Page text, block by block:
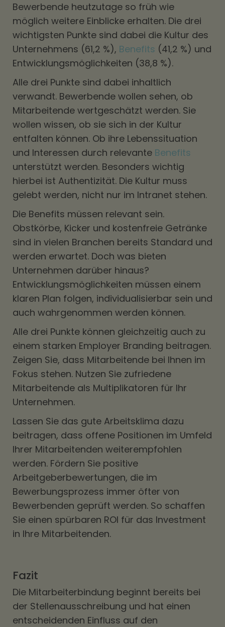
Bewerbende heutzutage so früh wie
möglich weitere Einblicke erhalten. Die drei
wichtigsten Punkte sind dabei die Kultur des
Unternehmens (61,2 %), Benefits (41,2 %) und
Entwicklungsmöglichkeiten (38,8 %).
Alle drei Punkte sind dabei inhaltlich
verwandt. Bewerbende wollen sehen, ob
Mitarbeitende wertgeschätzt werden. Sie
wollen wissen, ob sie sich in der Kultur
entfalten können. Ob ihre Lebenssituation
und Interessen durch relevante Benefits
unterstützt werden. Besonders wichtig
hierbei ist Authentizität. Die Kultur muss
gelebt werden, nicht nur im Intranet stehen.
Die Benefits müssen relevant sein.
Obstkörbe, Kicker und kostenfreie Getränke
sind in vielen Branchen bereits Standard und
werden erwartet. Doch was bieten
Unternehmen darüber hinaus?
Entwicklungsmöglichkeiten müssen einem
klaren Plan folgen, individualisierbar sein und
auch wahrgenommen werden können.
Alle drei Punkte können gleichzeitig auch zu
einem starken Employer Branding beitragen.
Zeigen Sie, dass Mitarbeitende bei Ihnen im
Fokus stehen. Nutzen Sie zufriedene
Mitarbeitende als Multiplikatoren für Ihr
Unternehmen.
Lassen Sie das gute Arbeitsklima dazu
beitragen, dass offene Positionen im Umfeld
Ihrer Mitarbeitenden weiterempfohlen
werden. Fördern Sie positive
Arbeitgeberbewertungen, die im
Bewerbungsprozess immer öfter von
Bewerbenden geprüft werden. So schaffen
Sie einen spürbaren ROI für das Investment
in Ihre Mitarbeitenden.
Fazit
Die Mitarbeiterbindung beginnt bereits bei
der Stellenausschreibung und hat einen
entscheidenden Einfluss auf den